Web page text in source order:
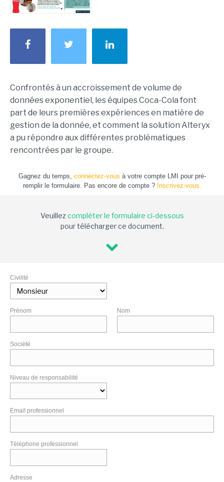
Confrontés à un accroissement de volume de
données exponentiel, les équipes Coca-Cola font
part de leurs premières expériences en matière de
gestion de la donnée, et comment la solution Alteryx
a pu répondre aux différentes problématiques
rencontrées par le groupe.
Gagnez du temps, connectez-vous à votre compte LMI pour pré-
remplir le formulaire. Pas encore de compte ? Inscrivez-vous.
Veuillezcompléter le formulaire ci-dessous
pour télécharger ce document.
Civilité
Prénom Nom
Société
Niveau de responsabilité
Email professionnel
Téléphone professionnel
Adresse